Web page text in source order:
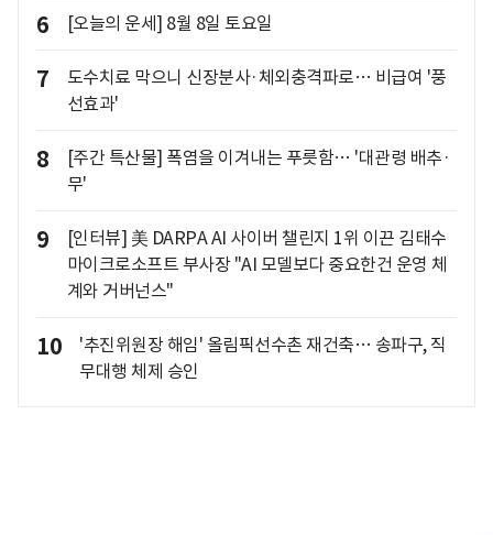
6 [오늘의 운세] 8월 8일 토요일
7
도수치료 막으니 신장분사·체외충격파로… 비급여 '풍
선효과'
8
[주간 특산물] 폭염을 이겨내는 푸릇함… '대관령 배추·
무'
9
[인터뷰] 美 DARPA AI 사이버 챌린지 1위 이끈 김태수
마이크로소프트 부사장 "AI 모델보다 중요한건 운영 체
계와 거버넌스"
10
'추진위원장 해임' 올림픽선수촌 재건축… 송파구, 직
무대행 체제 승인